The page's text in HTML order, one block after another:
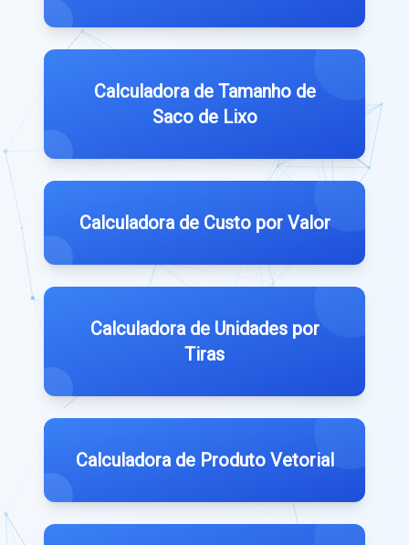
Calculadora de Tamanho de
Saco de Lixo
Calculadora de Custo por Valor
Calculadora de Unidades por
Tiras
Calculadora de Produto Vetorial